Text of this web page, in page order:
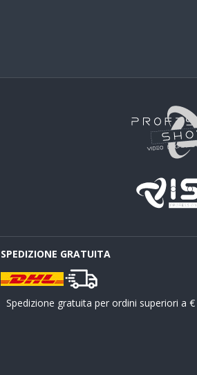
SPEDIZIONE GRATUITA
Spedizione gratuita per ordini superiori a €